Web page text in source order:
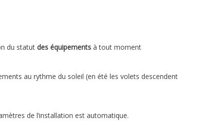
du statut des équipements à tout moment
au rythme du soleil (en été les volets descendent
de l’installation est automatique.